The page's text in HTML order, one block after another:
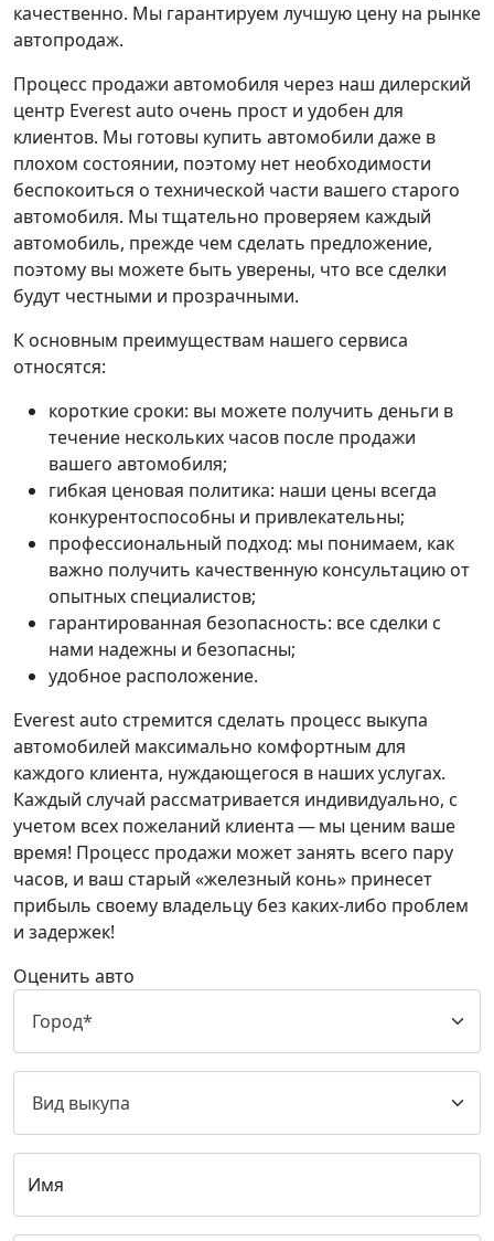
качественно. Мы гарантируем лучшую цену на рынке
автопродаж.
Процесс продажи автомобиля через наш дилерский
центр Everest auto очень прост и удобен для
клиентов. Мы готовы купить автомобили даже в
плохом состоянии, поэтому нет необходимости
беспокоиться о технической части вашего старого
автомобиля. Мы тщательно проверяем каждый
автомобиль, прежде чем сделать предложение,
поэтому вы можете быть уверены, что все сделки
будут честными и прозрачными.
К основным преимуществам нашего сервиса
относятся:
короткие сроки: вы можете получить деньги в
течение нескольких часов после продажи
вашего автомобиля;
гибкая ценовая политика: наши цены всегда
конкурентоспособны и привлекательны;
профессиональный подход: мы понимаем, как
важно получить качественную консультацию от
опытных специалистов;
гарантированная безопасность: все сделки с
нами надежны и безопасны;
удобное расположение.
Everest auto стремится сделать процесс выкупа
автомобилей максимально комфортным для
каждого клиента, нуждающегося в наших услугах.
Каждый случай рассматривается индивидуально, с
учетом всех пожеланий клиента — мы ценим ваше
время! Процесс продажи может занять всего пару
часов, и ваш старый «железный конь» принесет
прибыль своему владельцу без каких-либо проблем
и задержек!
Оценить авто
Имя